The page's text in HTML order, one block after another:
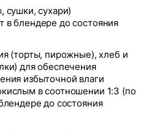
сушки, сухари)
в блендере до состояния
(торты, пирожные), хлеб и
для обеспечения
избыточной влаги
в соотношении 1:3 (по
до состояния